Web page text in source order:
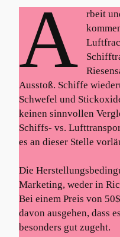
A
rbeit
Ausstoß. Schiffe
Schwefel und
keinen sinnvollen
Schiffs- vs.
es an dieser Stelle
Die
Marketing, weder in
Bei einem Preis von
davon ausgehen, dass
besonders gut zugeht.